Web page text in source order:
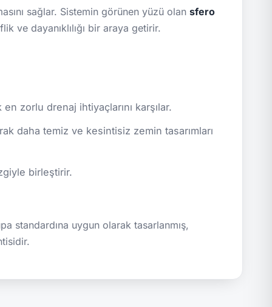
sağlar. Sistemin görünen yüzü olan sfero
ve dayanıklılığı bir araya getirir.
zorlu drenaj ihtiyaçlarını karşılar.
daha temiz ve kesintisiz zemin tasarımları
birleştirir.
standardına uygun olarak tasarlanmış,